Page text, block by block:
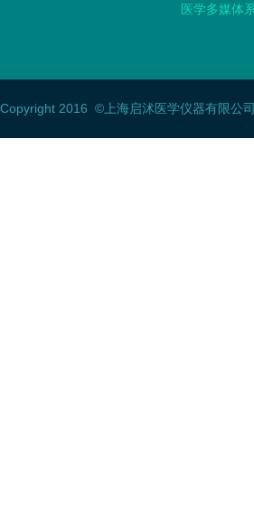
医学多媒体
Copyright 2016 ©上海启沭医学仪器有限公司